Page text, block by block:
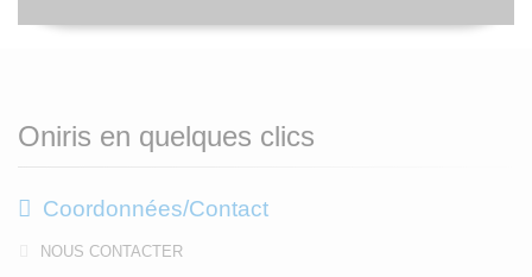
Oniris en quelques clics
Coordonnées/Contact
NOUS CONTACTER